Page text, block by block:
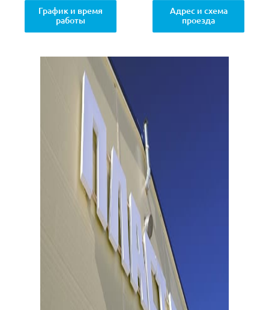
График и время
работы
Адрес и схема
проезда